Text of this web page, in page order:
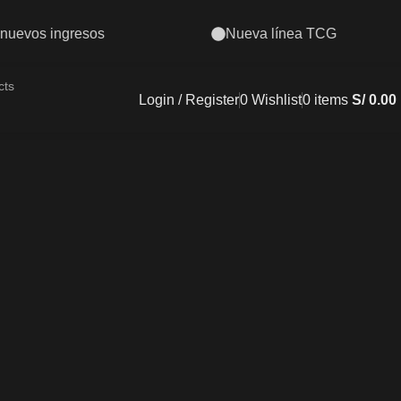
TCG Envíos a todo el Perú
Login / Register0 Wishlist0 items S/0.00